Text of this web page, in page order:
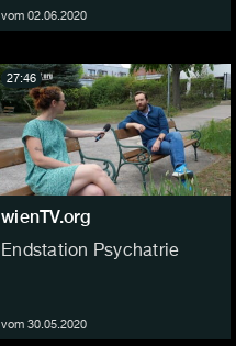
vom 02.06.2020
wienTV.org
Endstation Psychatrie
vom 30.05.2020
27:46